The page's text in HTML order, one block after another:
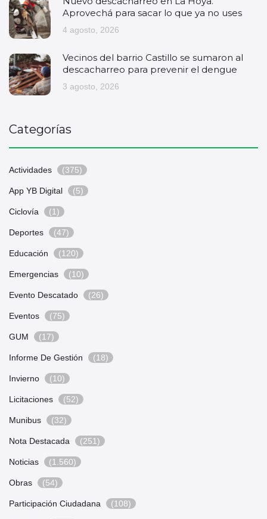
Aprovechá para sacar lo que ya no uses
4 agosto, 2026
Vecinos del barrio Castillo se sumaron al
descacharreo para prevenir el dengue
3 agosto, 2026
Categorías
Actividades (375)
App YB Digital (5)
Ciclovía (1)
Deportes (47)
Educación (120)
Emergencias (10)
Evento Descatado (26)
Eventos (75)
GUM (17)
Informe De Gestión (18)
Invierno (10)
Licitaciones (52)
Munibus (32)
Nota Destacada (251)
Noticias (1.560)
Obras (54)
Participación Ciudadana (108)